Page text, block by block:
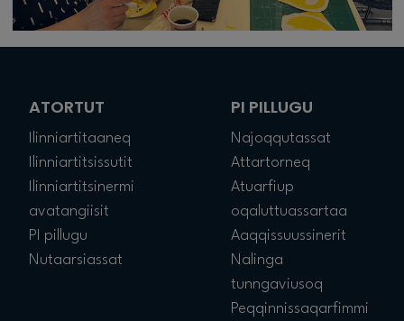
ATORTUT
Ilinniartitaaneq
Ilinniartitsissutit
Ilinniartitsinermi
avatangiisit
PI pillugu
Nutaarsiassat
PI PILLUGU
Najoqqutassat
Attartorneq
Atuarfiup
oqaluttuassartaa
Aaqqissuussinerit
Nalinga
tunngaviusoq
Peqqinnissaqarfimmi